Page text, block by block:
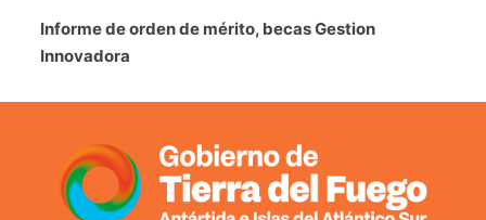
Informe de orden de mérito, becas Gestion
Innovadora